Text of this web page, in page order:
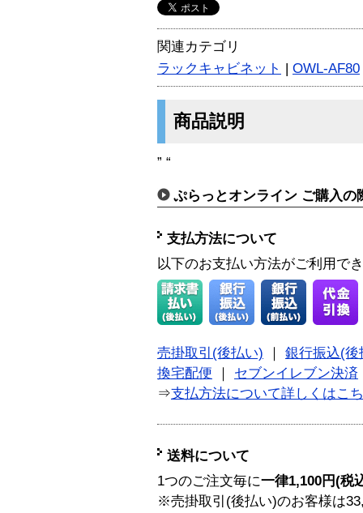
関連カテゴリ
ラックキャビネット | OWL-AF80
商品説明
” “
ぷらっとオンライン ご購入の
支払方法について
以下のお支払い方法がご利用で
売掛取引(後払い)
銀行振込(後
換宅配便
セブンイレブン決済
⇒支払方法について詳しくはこ
送料について
1つのご注文毎に一律1,100円(税
※売掛取引(後払い)のお客様は